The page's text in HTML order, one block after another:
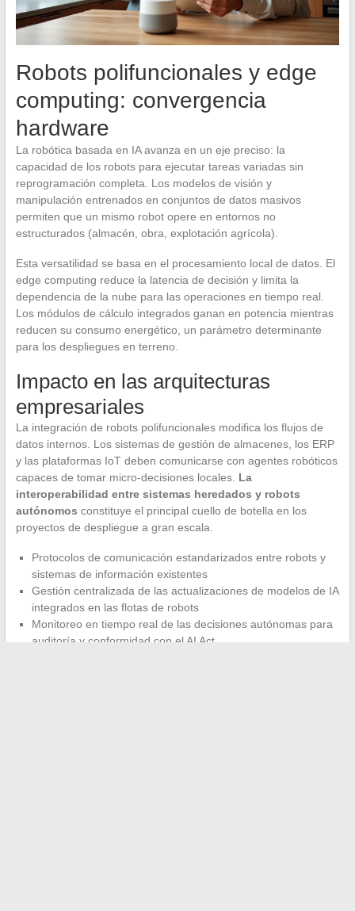
Robots polifuncionales y edge
computing: convergencia
hardware
La robótica basada en IA avanza en un eje preciso: la
capacidad de los robots para ejecutar tareas variadas sin
reprogramación completa. Los modelos de visión y
manipulación entrenados en conjuntos de datos masivos
permiten que un mismo robot opere en entornos no
estructurados (almacén, obra, explotación agrícola).
Esta versatilidad se basa en el procesamiento local de datos. El
edge computing reduce la latencia de decisión y limita la
dependencia de la nube para las operaciones en tiempo real.
Los módulos de cálculo integrados ganan en potencia mientras
reducen su consumo energético, un parámetro determinante
para los despliegues en terreno.
Impacto en las arquitecturas
empresariales
La integración de robots polifuncionales modifica los flujos de
datos internos. Los sistemas de gestión de almacenes, los ERP
y las plataformas IoT deben comunicarse con agentes robóticos
capaces de tomar micro-decisiones locales. La
interoperabilidad entre sistemas heredados y robots
autónomos constituye el principal cuello de botella en los
proyectos de despliegue a gran escala.
Protocolos de comunicación estandarizados entre robots y
sistemas de información existentes
Gestión centralizada de las actualizaciones de modelos de IA
integrados en las flotas de robots
Monitoreo en tiempo real de las decisiones autónomas para
auditoría y conformidad con el AI Act